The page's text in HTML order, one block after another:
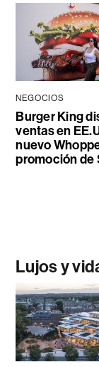
NEGOCIOS
Burger King
ventas en
nuevo
promoción de
Lujos y